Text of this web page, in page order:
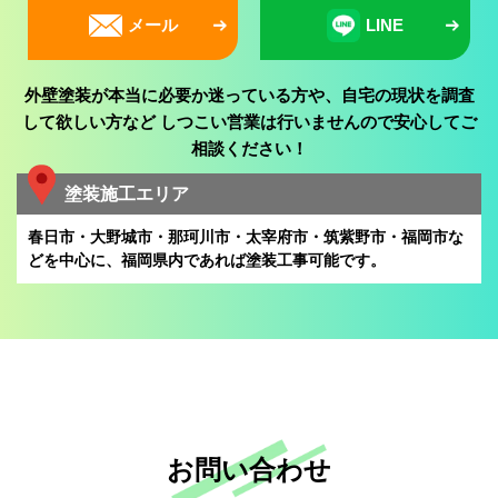
メール LINE
外壁塗装が本当に必要か迷っている方や、自宅の現状を調査
して欲しい方などしつこい営業は行いませんので安心してご
相談ください！
塗装施工エリア
春日市・大野城市・那珂川市・太宰府市・筑紫野市・福岡市な
どを中心に、 福岡県内であれば塗装工事可能です。
お問い合わせ